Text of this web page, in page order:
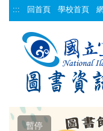
跳
到
::: 回首頁 學校首頁
暫停